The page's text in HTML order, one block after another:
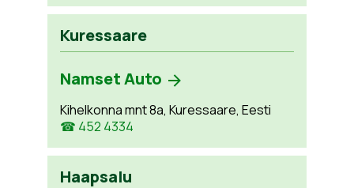
Kuressaare
Namset Auto
Kihelkonna mnt 8a, Kuressaare, Eesti
☎ 452 4334
Haapsalu